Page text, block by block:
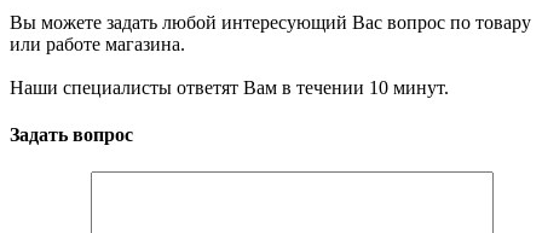
Вы можете задать любой интересующий Вас вопрос по товару
или работе магазина.
Наши специалисты ответят Вам в течении 10 минут.
Задать вопрос